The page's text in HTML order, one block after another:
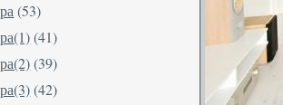
(53)
(41)
(39)
(42)